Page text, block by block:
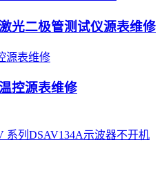
光二极管测试仪源表维修
控源表维修